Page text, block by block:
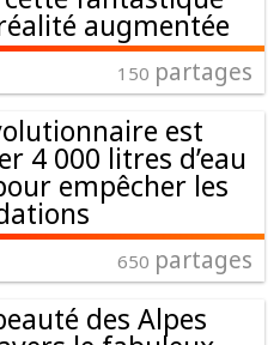
augmentée
150 partages
est
4 000 litres d’eau
empêcher les
650 partages
des Alpes